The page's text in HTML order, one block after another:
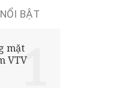
BẬT
mặt
VTV